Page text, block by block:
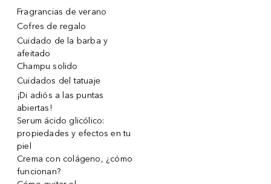
Fragrancias de verano
Cofres de regalo
Cuidado de la barba y
afeitado
Champu solido
Cuidados del tatuaje
¡Di adiós a las puntas
abiertas!
Serum ácido glicólico:
propiedades y efectos en tu
piel
Crema con colágeno, ¿cómo
funcionan?